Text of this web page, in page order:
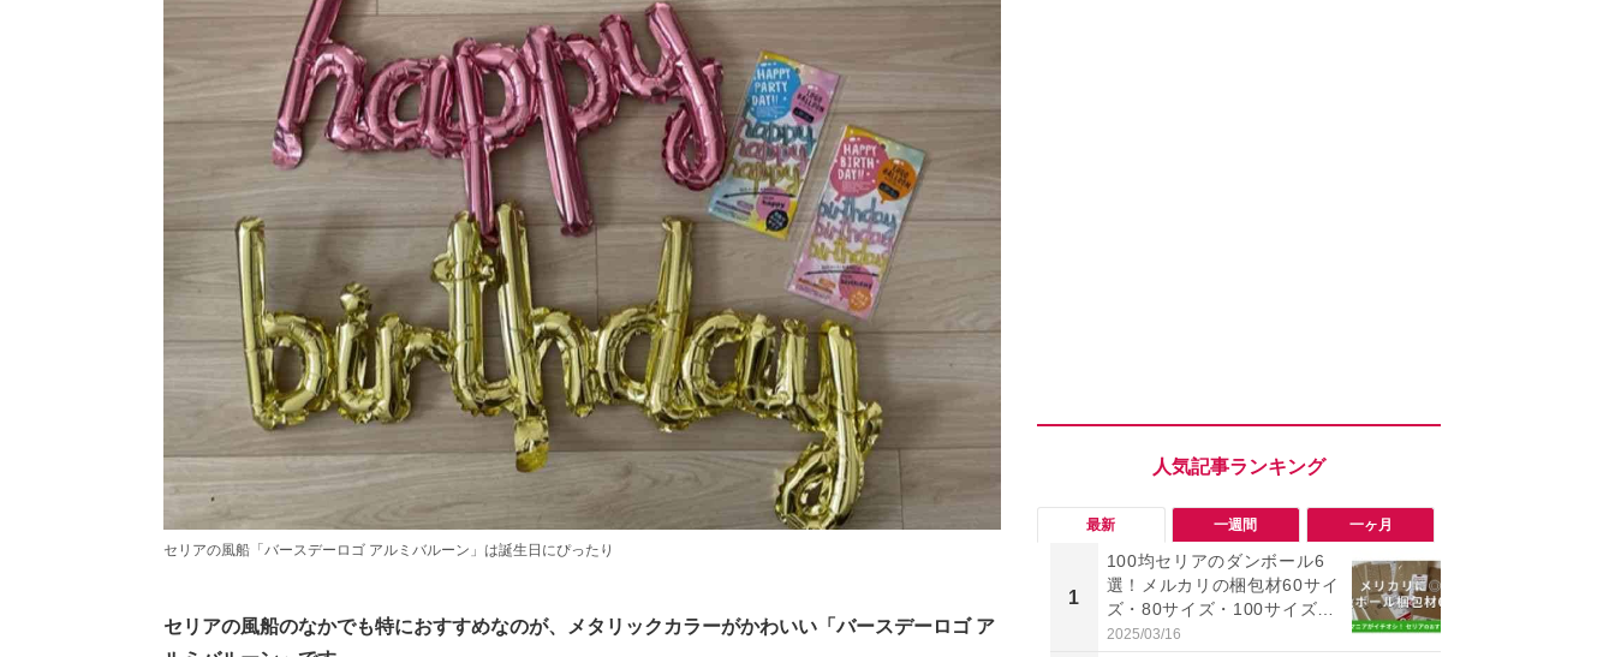
セリアの風船「バースデーロゴ アルミバルーン」は誕生日にぴったり
セリアの風船のなかでも特におすすめなのが、メタリックカラーがかわいい「バースデーロゴ ア
最新 一週間 一ヶ月
1
100均セリアのダンボール6
選！メルカリの梱包材60サイ
ズ・80サイズ・100サイズに
も対応、収納にも便利
2025/03/16